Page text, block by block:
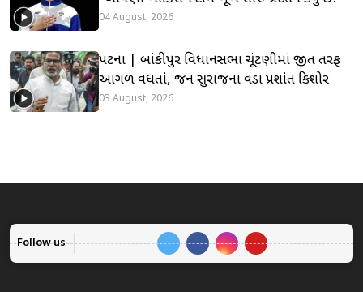
04 August, 2026
પટના | બાંકીપુર વિધાનસભા ચૂંટણીમાં જીત તરફ
આગળ વધતાં, જન સુરાજના વડા પ્રશાંત કિશોર
03 August, 2026
Follow us